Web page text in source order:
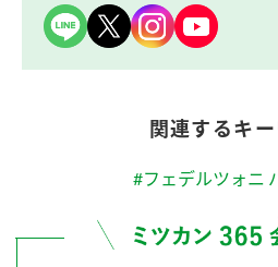
関連するキ
#フェデルツォニ